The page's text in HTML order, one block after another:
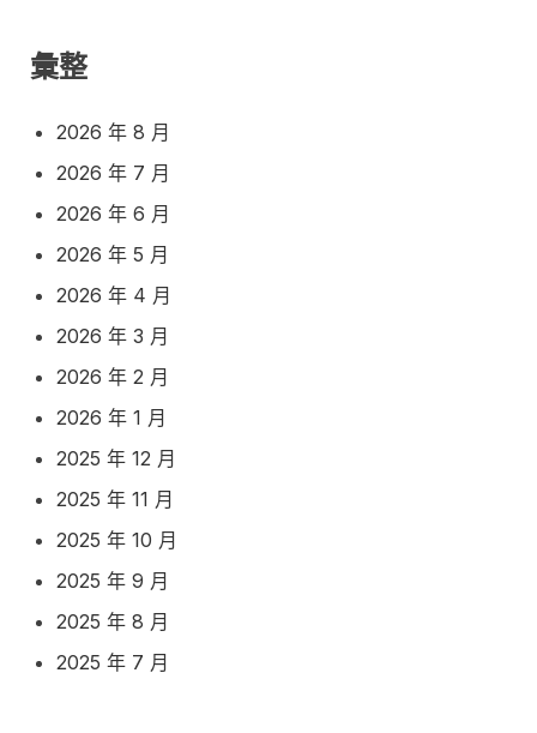
彙整
2026 年 8 月
2026 年 7 月
2026 年 6 月
2026 年 5 月
2026 年 4 月
2026 年 3 月
2026 年 2 月
2026 年 1 月
2025 年 12 月
2025 年 11 月
2025 年 10 月
2025 年 9 月
2025 年 8 月
2025 年 7 月